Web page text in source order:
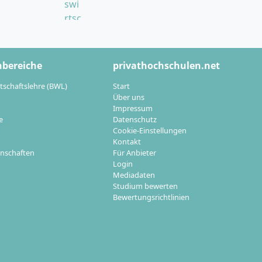
Master
(BWL)
privathochschulen.net
Start
Über uns
Impressum
Datenschutz
Cookie-Einstellungen
Kontakt
Für Anbieter
Login
Mediadaten
Studium bewerten
Bewertungsrichtlinien